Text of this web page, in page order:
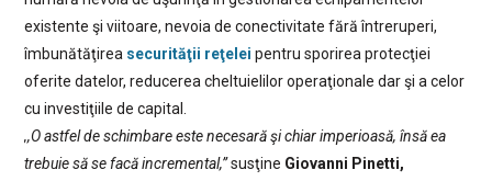
existente şi viitoare, nevoia de conectivitate fără întreruperi,
îmbunătăţirea securităţii reţelei pentru sporirea protecţiei
oferite datelor, reducerea cheltuielilor operaţionale dar şi a celor
cu investiţiile de capital.
,,O astfel de schimbare este necesară şi chiar imperioasă, însă ea
trebuie să se facă incremental,”susţine Giovanni Pinetti,